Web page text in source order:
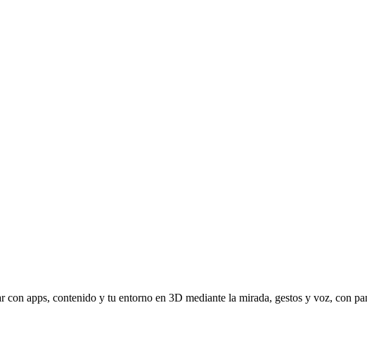
apps, contenido y tu entorno en 3D mediante la mirada, gestos y voz, con